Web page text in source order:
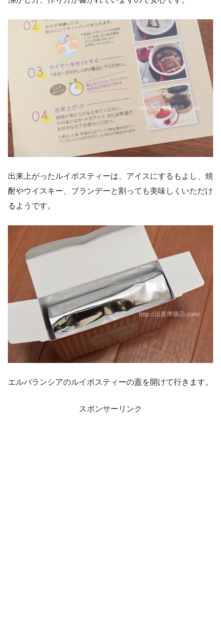
出来上がったルイボスティーは、アイスにするもよし、焼
酎やウイスキー、ブランデーと割っても美味しくいただけ
るようです。
エルバランシアのルイボスティーの蓋を開けて行きます。
スポンサーリンク